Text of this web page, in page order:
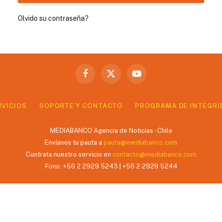
Olvido su contraseña?
Facebook
X
YouTube
SOPORTE Y CONTACTO PROGRAMA DE
MEDIABANCO Agencia de Noticias - Chile
Envíanos tu pauta a pauta@mediabanco.com
Contrata nuestro servicio en contacto@mediabanco.com
Fono: +56 2 2929 5243 | +56 2 2929 5244